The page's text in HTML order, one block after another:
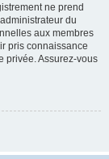
ne prend
du
aux membres
pris connaissance
privée. Assurez-vous